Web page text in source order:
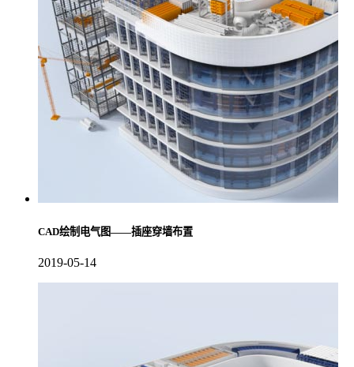
CAD绘制电气图——插座穿墙布置
2019-05-14